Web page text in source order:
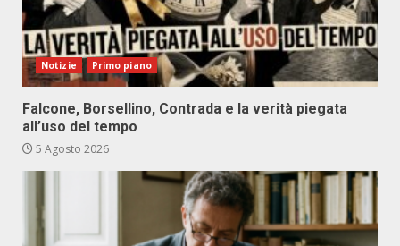
Notizie Primo piano
Falcone, Borsellino, Contrada e la verità piegata
all’uso del tempo
5 Agosto 2026